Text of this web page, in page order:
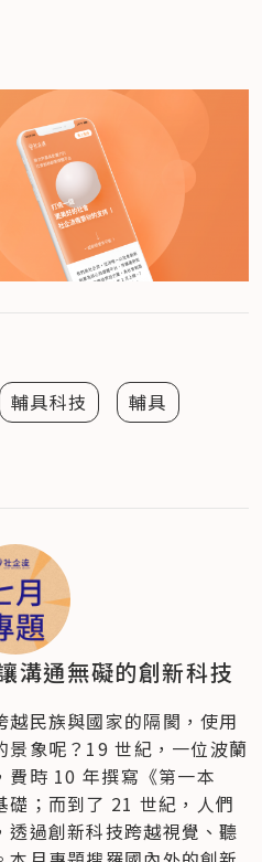
輔具科技 輔具
溝通無礙的創新科技
民族與國家的隔閡，使用
景象呢？19 世紀，一位波蘭
費時 10 年撰寫《第一本
礎；而到了 21 世紀，人們
透過創新科技跨越視覺、聽